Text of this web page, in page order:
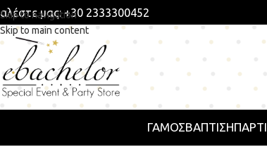
Skip to navigation
Skip to main content
μας: +30 2333300452
ΓΑΜΟΣΒΑΠΤΙΣΗΠΆΡΤΙ